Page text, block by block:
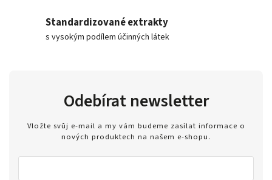
Standardizované extrakty
s vysokým podílem účinných látek
Odebírat newsletter
Vložte svůj e-mail a my vám budeme zasílat informace o
nových produktech na našem e-shopu.